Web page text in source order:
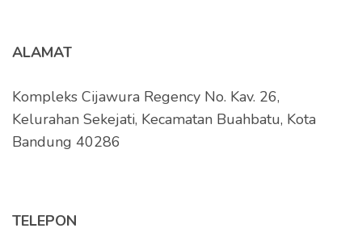
ALAMAT
Kompleks Cijawura Regency No. Kav. 26,
Kelurahan Sekejati, Kecamatan Buahbatu, Kota
Bandung 40286
TELEPON